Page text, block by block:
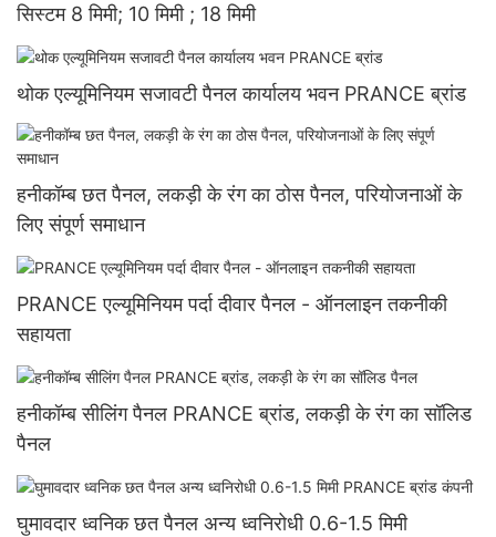
सिस्टम 8 मिमी; 10 मिमी ; 18 मिमी
थोक एल्यूमिनियम सजावटी पैनल कार्यालय भवन PRANCE ब्रांड
हनीकॉम्ब छत पैनल, लकड़ी के रंग का ठोस पैनल, परियोजनाओं के
लिए संपूर्ण समाधान
PRANCE एल्यूमिनियम पर्दा दीवार पैनल - ऑनलाइन तकनीकी
सहायता
हनीकॉम्ब सीलिंग पैनल PRANCE ब्रांड, लकड़ी के रंग का सॉलिड
पैनल
घुमावदार ध्वनिक छत पैनल अन्य ध्वनिरोधी 0.6-1.5 मिमी